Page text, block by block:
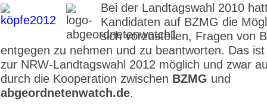
Bei der Landtagswahl 2010
Kandidaten auf BZMG die
sich vorzustellen, Fragen von
entgegen zu nehmen und zu beantworten. Das
zur NRW-Landtagswahl 2012 möglich und zwar
durch die Kooperation zwischen BZMG und
abgeordnetenwatch.de.